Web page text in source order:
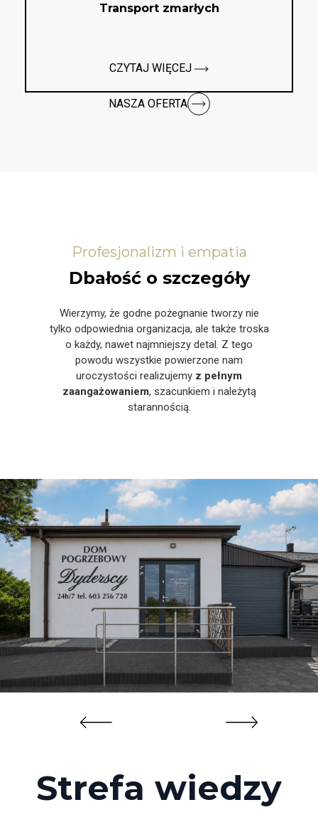
Transport zmarłych
CZYTAJ WIĘCEJ
NASZA OFERTA
Profesjonalizm i empatia
Dbałość o szczegóły
Wierzymy, że godne pożegnanie tworzy nie
tylko odpowiednia organizacja, ale także troska
o każdy, nawet najmniejszy detal. Z tego
powodu wszystkie powierzone nam
uroczystości realizujemy z pełnym
zaangażowaniem, szacunkiem i należytą
starannością.
Strefa wiedzy